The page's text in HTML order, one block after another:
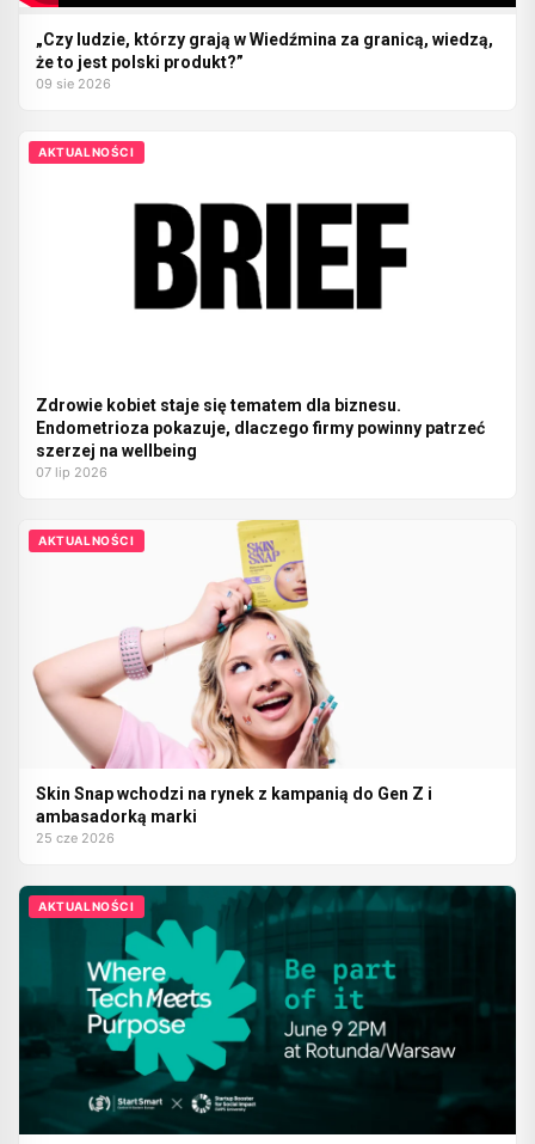
„Czy ludzie, którzy grają w Wiedźmina za granicą, wiedzą,
że to jest polski produkt?”
09 sie 2026
AKTUALNOŚCI
Zdrowie kobiet staje się tematem dla biznesu.
Endometrioza pokazuje, dlaczego firmy powinny patrzeć
szerzej na wellbeing
07 lip 2026
AKTUALNOŚCI
Skin Snap wchodzi na rynek z kampanią do Gen Z i
ambasadorką marki
25 cze 2026
AKTUALNOŚCI